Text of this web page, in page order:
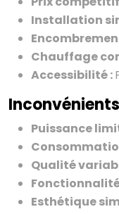
Installation
Chauffage
Accessibilité :
Inconvénients
Puissance
Qualité
Esthétique